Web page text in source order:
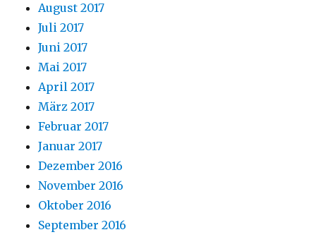
August 2017
Juli 2017
Juni 2017
Mai 2017
April 2017
März 2017
Februar 2017
Januar 2017
Dezember 2016
November 2016
Oktober 2016
September 2016